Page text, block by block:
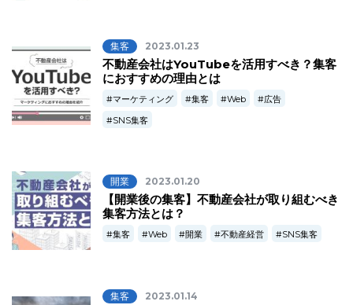
集客 2023.01.23
不動産会社はYouTubeを活用すべき？集客
におすすめの理由とは
マーケティング 集客 Web
広告
SNS集客
開業 2023.01.20
【開業後の集客】不動産会社が取り組むべき
集客方法とは？
集客 Web 開業 不動産経営 SNS集客
集客 2023.01.14